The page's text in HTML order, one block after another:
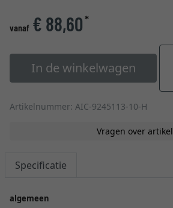
vanaf € 88,60*
In de winkelwagen
Artikelnummer: AIC-9245113-10-H
Vragen over artikel
Specificatie
algemeen